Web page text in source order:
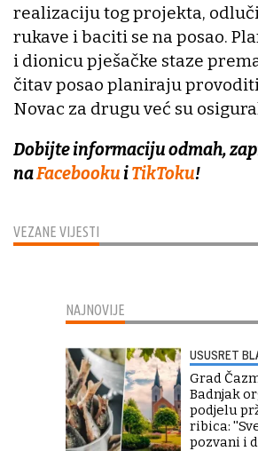
VEZANE VIJESTI
realizaciju tog projekta,
rukave i baciti se na posao.
i dionicu pješačke staze
čitav posao planiraju
Novac za drugu već su
Dobijte informaciju odmah,
naFacebookuiTikToku!
NAJNOVIJE
USUSRET
Grad
Badnjak
podjelu
ribica:
pozvani i